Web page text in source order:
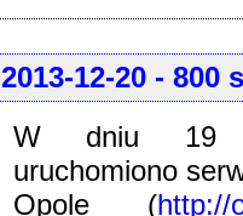
2013-12-20 - 800
W dniu 19
uruchomiono
Opole (http://